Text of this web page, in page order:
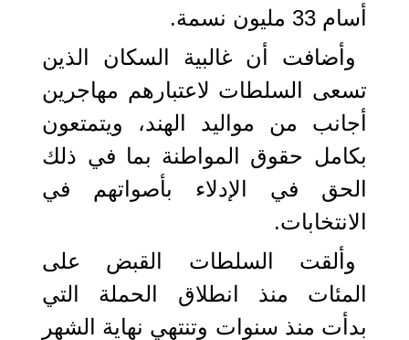
أسام 33 مليون نسمة.
وأضافت أن غالبية السكان الذين
تسعى السلطات لاعتبارهم مهاجرين
أجانب من مواليد الهند، ويتمتعون
بكامل حقوق المواطنة بما في ذلك
الحق في الإدلاء بأصواتهم في
الانتخابات.
وألقت السلطات القبض على
المئات منذ انطلاق الحملة التي
بدأت منذ سنوات وتنتهي نهاية الشهر